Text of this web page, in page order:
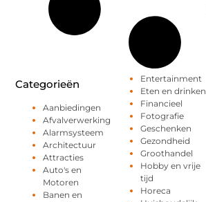
Categorieën
Aanbiedingen
Afvalverwerking
Alarmsysteem
Architectuur
Attracties
Auto's en
Motoren
Banen en
Entertainment
Eten en drinken
Financieel
Fotografie
Geschenken
Gezondheid
Groothandel
Hobby en vrije
tijd
Horeca